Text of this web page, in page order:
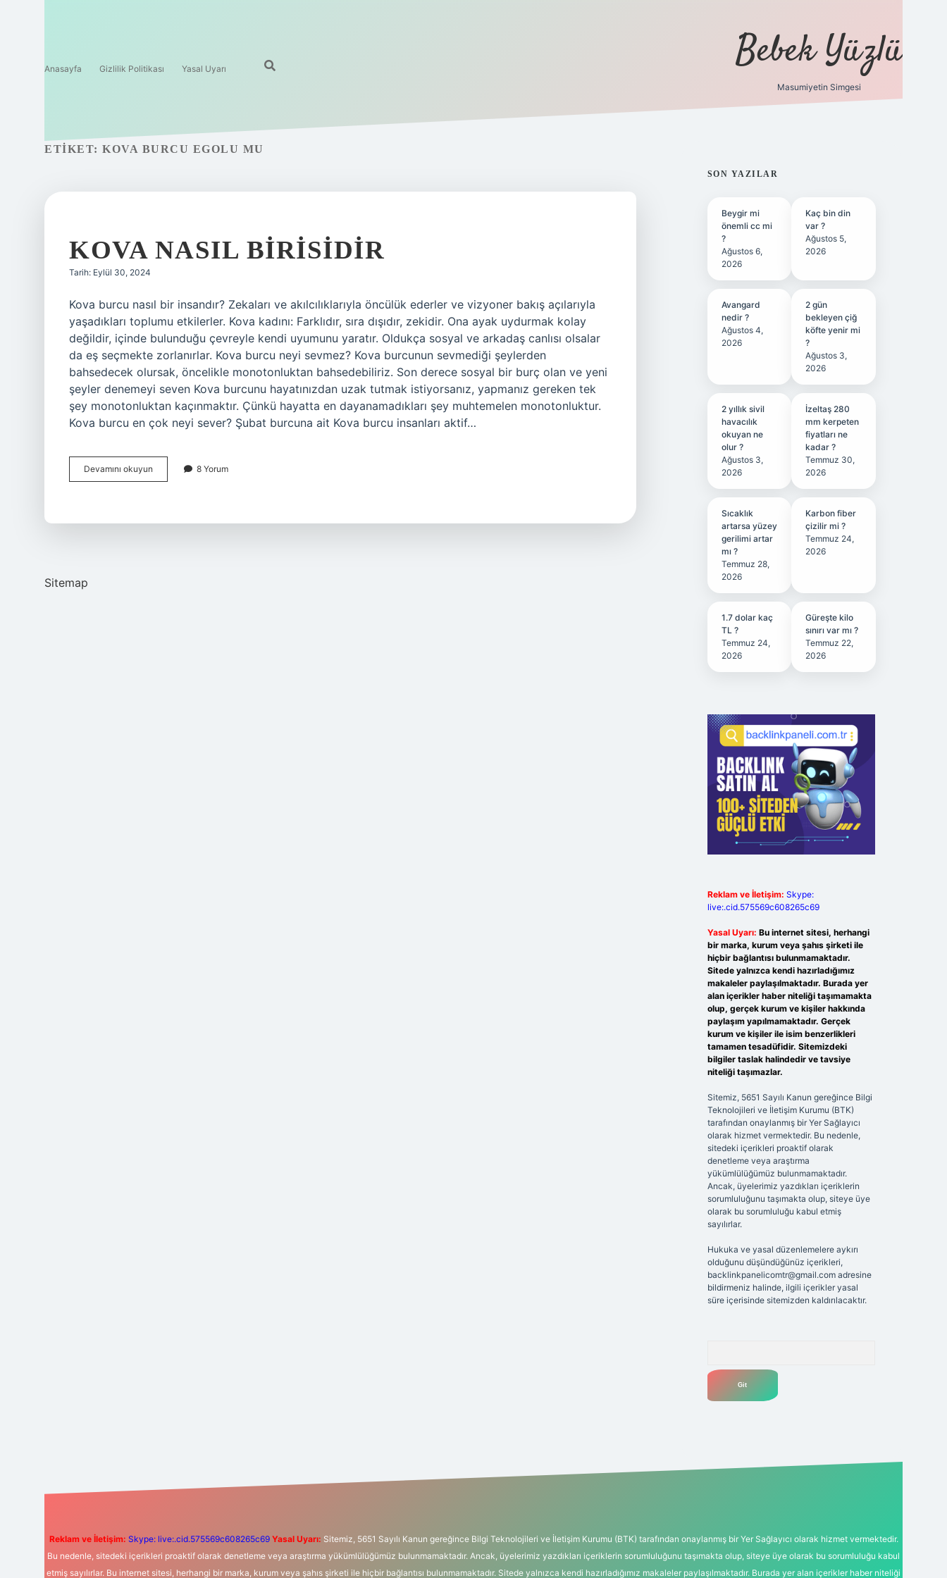
Anasayfa Gizlilik Politikası Yasal Uyarı Bebek Yüzlü
Masumiyetin Simgesi
ETIKET: KOVA BURCU EGOLU MU
KOVA NASIL BIRISIDIR
Tarih: Eylül 30, 2024
Kova burcu nasıl bir insandır? Zekaları ve akılcılıklarıyla öncülük ederler ve vizyoner bakış açılarıyla
yaşadıkları toplumu etkilerler. Kova kadını: Farklıdır, sıra dışıdır, zekidir. Ona ayak uydurmak kolay
değildir, içinde bulunduğu çevreyle kendi uyumunu yaratır. Oldukça sosyal ve arkadaş canlısı olsalar
da eş seçmekte zorlanırlar. Kova burcu neyi sevmez? Kova burcunun sevmediği şeylerden
bahsedecek olursak, öncelikle monotonluktan bahsedebiliriz. Son derece sosyal bir burç olan ve yeni
şeyler denemeyi seven Kova burcunu hayatınızdan uzak tutmak istiyorsanız, yapmanız gereken tek
şey monotonluktan kaçınmaktır. Çünkü hayatta en dayanamadıkları şey muhtemelen monotonluktur.
Kova burcu en çok neyi sever? Şubat burcuna ait Kova burcu insanları aktif…
Devamını okuyun
Nasıl
8 Yorum
Sitemap
SIDEBAR
SON YAZILAR
Beygir mi
önemli cc mi
?
Ağustos 6,
2026
Kaç bin din
var ?
Ağustos 5,
2026
Avangard
nedir ?
Ağustos 4,
2026
2 gün
bekleyen çiğ
köfte yenir mi
?
Ağustos 3,
2026
2 yıllık sivil
havacılık
okuyan ne
olur ?
Ağustos 3,
2026
İzeltaş 280
mm kerpeten
fiyatları ne
kadar ?
Temmuz 30,
2026
Sıcaklık
artarsa yüzey
gerilimi artar
mı ?
Temmuz 28,
2026
Karbon fiber
çizilir mi ?
Temmuz 24,
2026
1.7 dolar kaç
TL ?
Temmuz 24,
2026
Güreşte kilo
sınırı var mı ?
Temmuz 22,
2026
Reklam ve İletişim: Skype:
live:.cid.575569c608265c69
Yasal Uyarı: Bu internet sitesi, herhangi
bir marka, kurum veya şahıs şirketi ile
hiçbir bağlantısı bulunmamaktadır.
Sitede yalnızca kendi hazırladığımız
makaleler paylaşılmaktadır. Burada yer
alan içerikler haber niteliği taşımamakta
olup, gerçek kurum ve kişiler hakkında
paylaşım yapılmamaktadır. Gerçek
kurum ve kişiler ile isim benzerlikleri
tamamen tesadüfidir. Sitemizdeki
bilgiler taslak halindedir ve tavsiye
niteliği taşımazlar.
Sitemiz, 5651 Sayılı Kanun gereğince Bilgi
Teknolojileri ve İletişim Kurumu (BTK)
tarafından onaylanmış bir Yer Sağlayıcı
olarak hizmet vermektedir. Bu nedenle,
sitedeki içerikleri proaktif olarak
denetleme veya araştırma
yükümlülüğümüz bulunmamaktadır.
Ancak, üyelerimiz yazdıkları içeriklerin
sorumluluğunu taşımakta olup, siteye üye
olarak bu sorumluluğu kabul etmiş
sayılırlar.
Hukuka ve yasal düzenlemelere aykırı
olduğunu düşündüğünüz içerikleri,
backlinkpanelicomtr@gmail.comadresine
bildirmeniz halinde, ilgili içerikler yasal
süre içerisinde sitemizden kaldırılacaktır.
Reklam ve İletişim: Skype: live:.cid.575569c608265c69 Yasal Uyarı: Sitemiz, 5651 Sayılı Kanun gereğince Bilgi Teknolojileri ve İletişim Kurumu (BTK) tarafından onaylanmış bir Yer Sağlayıcı olarak hizmet vermektedir.
Bu nedenle, sitedeki içerikleri proaktif olarak denetleme veya araştırma yükümlülüğümüz bulunmamaktadır. Ancak, üyelerimiz yazdıkları içeriklerin sorumluluğunu taşımakta olup, siteye üye olarak bu sorumluluğu kabul
etmiş sayılırlar. Bu internet sitesi, herhangi bir marka, kurum veya şahıs şirketi ile hiçbir bağlantısı bulunmamaktadır. Sitede yalnızca kendi hazırladığımız makaleler paylaşılmaktadır. Burada yer alan içerikler haber niteliği